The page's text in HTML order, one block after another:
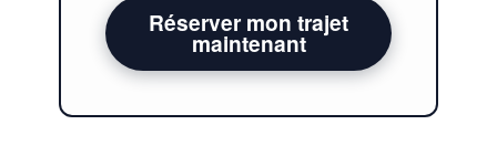
Réserver mon trajet
maintenant